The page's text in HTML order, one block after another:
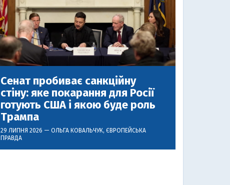
Сенат пробиває санкційну
стіну: яке покарання для Росії
готують США і якою буде роль
Трампа
29 ЛИПНЯ 2026 — ОЛЬГА КОВАЛЬЧУК, ЄВРОПЕЙСЬКА
ПРАВДА